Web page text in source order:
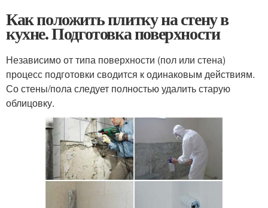
Как положить плитку на стену в
кухне. Подготовка поверхности
Независимо от типа поверхности (пол или стена)
процесс подготовки сводится к одинаковым действиям.
Со стены/пола следует полностью удалить старую
облицовку.